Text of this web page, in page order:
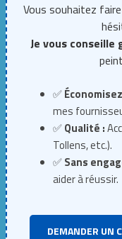
Vous souhaitez
Je vous
✅
mes
✅Qualité :
Tollens, etc.).
✅Sans
aider à réussir.
DEMANDER UN